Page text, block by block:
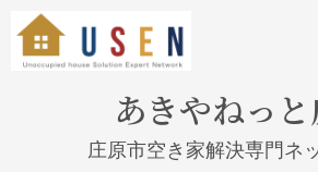
あきやねっ
庄原市空き家解決専門ネ